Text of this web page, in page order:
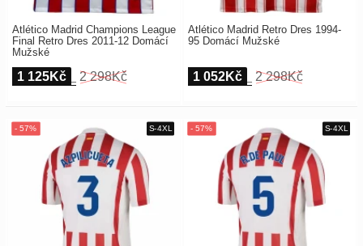
Atlético Madrid Champions League
Final Retro Dres 2011-12 Domácí
Mužské
1 125Kč 2 298Kč
Atlético Madrid Retro Dres 1994-
95 Domácí Mužské
1 052Kč 2 298Kč